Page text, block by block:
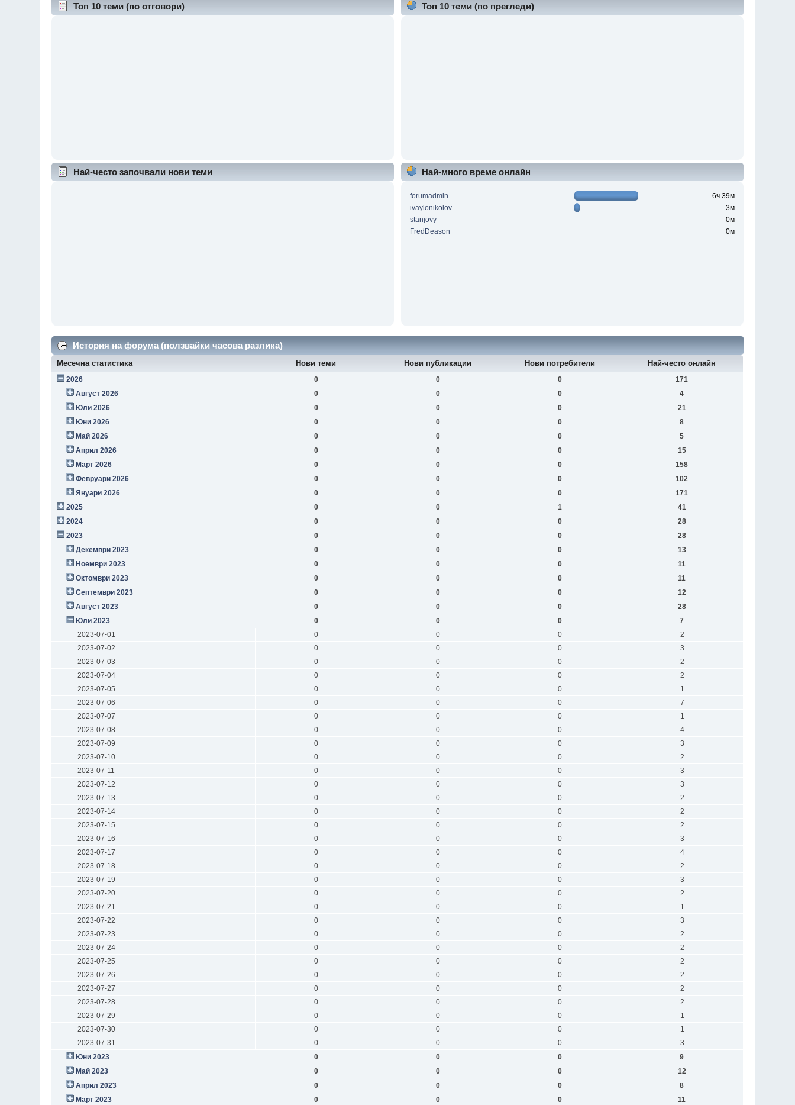
Топ 10 теми (по отговори) Топ 10 теми (по прегледи)
Най-често започвали нови теми Най-много време онлайн
forumadmin
6ч 39м
ivaylonikolov
3м
stanjovy
0м
FredDeason
0м
История на форума (ползвайки часова разлика)
Месечна статистика Нови теми Нови публикации Нови потребители Най-често онлайн
2026 0 0 0
171
Август 2026
0 0 0
4
Юли 2026
0 0 0
21
Юни 2026
0 0 0
8
Май 2026
0 0 0
5
Април 2026
0 0 0
15
Март 2026
0 0 0
158
Февруари 2026
0 0 0
102
Януари 2026
0 0 0
171
2025
0 0 1
41
2024
0 0 0
28
2023
0 0 0
28
Декември 2023
0 0 0
13
Ноември 2023
0 0 0
11
Октомври 2023
0 0 0
11
Септември 2023
0 0 0
12
Август 2023
0 0 0
28
Юли 2023
0 0 0
7
2023-07-01
0 0 0
2
2023-07-02
0 0 0
3
2023-07-03
0 0 0
2
2023-07-04
0 0 0
2
2023-07-05
0 0 0
1
2023-07-06
0 0 0
7
2023-07-07
0 0 0
1
2023-07-08
0 0 0
4
2023-07-09
0 0 0
3
2023-07-10
0 0 0
2
2023-07-11
0 0 0
3
2023-07-12
0 0 0
3
2023-07-13
0 0 0
2
2023-07-14
0 0 0
2
2023-07-15
0 0 0
2
2023-07-16
0 0 0
3
2023-07-17
0 0 0
4
2023-07-18
0 0 0
2
2023-07-19
0 0 0
3
2023-07-20
0 0 0
2
2023-07-21
0 0 0
1
2023-07-22
0 0 0
3
2023-07-23
0 0 0
2
2023-07-24
0 0 0
2
2023-07-25
0 0 0
2
2023-07-26
0 0 0
2
2023-07-27
0 0 0
2
2023-07-28
0 0 0
2
2023-07-29
0 0 0
1
2023-07-30
0 0 0
1
2023-07-31
0 0 0
3
Юни 2023
0 0 0
9
Май 2023
0 0 0
12
Април 2023
0 0 0
8
Март 2023
0 0 0 11